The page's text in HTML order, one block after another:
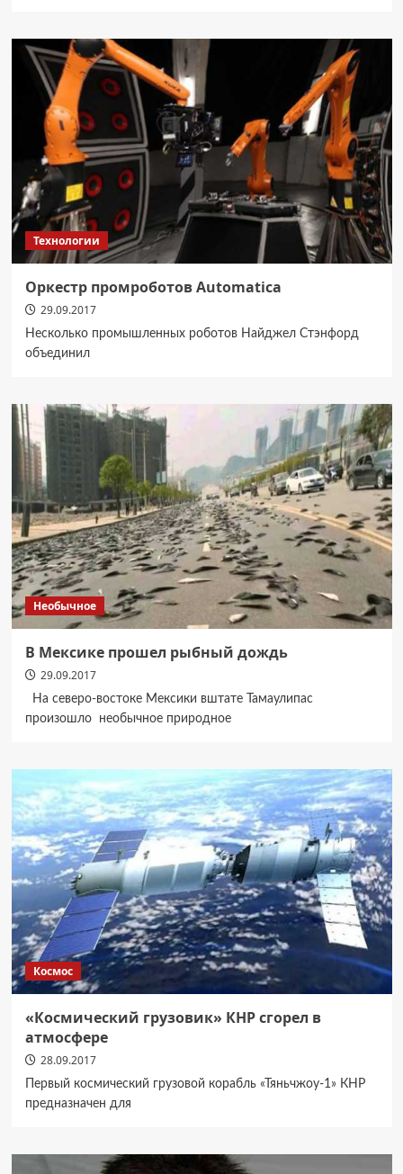
Технологии
Оркестр промроботов Automatica
29.09.2017
Несколько промышленных роботов Найджел Стэнфорд
объединил
Необычное
В Мексике прошел рыбный дождь
29.09.2017
На северо-востоке Мексики вштате Тамаулипас
произошло необычное природное
Космос
«Космический грузовик» КНР сгорел в
атмосфере
28.09.2017
Первый космический грузовой корабль «Тяньчжоу-1» КНР
предназначен для